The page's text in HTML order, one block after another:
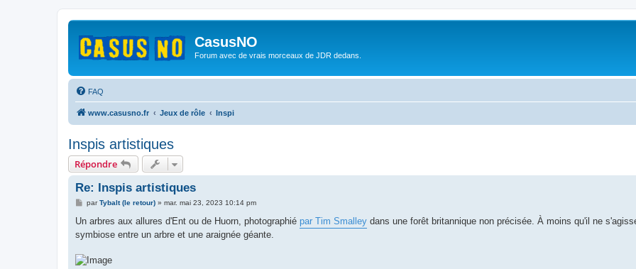
CasusNO
Forum avec de vrais morceaux de JDR dedans.
FAQ
www.casusno.fr Jeux de rôle Inspi
Inspis artistiques
Répondre
Re: Inspis artistiques
M
s
a
e
parTybalt (le retour)» mar. mai 23, 2023 10:14 pm
Un arbres aux allures d'Ent ou de Huorn, photographié par Tim Smalley dans une forêt britannique non précisée. À moins qu'il ne
symbiose entre un arbre et une araignée géante.